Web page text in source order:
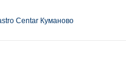
Centar Куманово